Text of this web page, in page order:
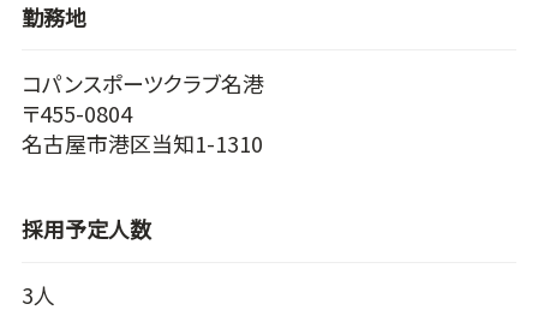
勤務地
コパンスポーツクラブ名港
〒455-0804
名古屋市港区当知1-1310
採用予定人数
3人